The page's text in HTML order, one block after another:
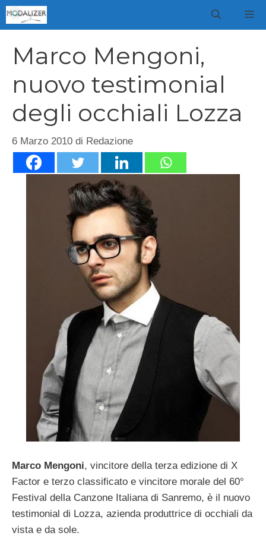
Vai
al
Marco Mengoni,
nuovo testimonial
degli occhiali Lozza
6 Marzo 2010 di Redazione
Marco Mengoni, vincitore della terza edizione di X
Factor e terzo classificato e vincitore morale del 60°
Festival della Canzone Italiana di Sanremo, è il nuovo
testimonial di Lozza, azienda produttrice di occhiali da
vista e da sole.